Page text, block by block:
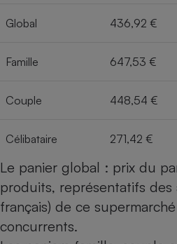
Global 436,92 €
Famille 647,53 €
Couple 448,54 €
Célibataire 271,42 €
Le panier global : prix du
produits, représentatifs des
français) de ce
concurrents.